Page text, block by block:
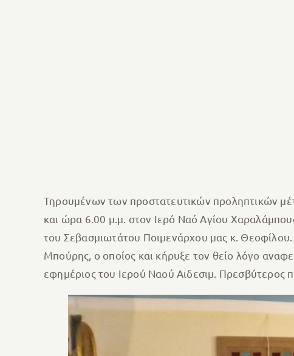
Τηρουμένων των προστατευτικών προληπτικών
και ώρα 6.00 μ.μ. στον Ιερό Ναό Αγίου
του Σεβασμιωτάτου Ποιμενάρχου μας κ.
Μπούρης, ο οποίος και κήρυξε τον θείο λόγο
εφημέριος του Ιερού Ναού Αιδεσιμ. Πρεσβύτερος